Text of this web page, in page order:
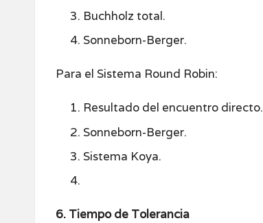
Buchholz total.
Sonneborn-Berger.
Para el Sistema Round Robin:
Resultado del encuentro directo.
Sonneborn-Berger.
Sistema Koya.
6. Tiempo de Tolerancia